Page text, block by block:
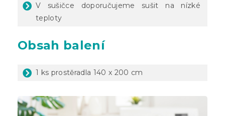
V sušičce doporučujeme sušit na nízké
teploty
Obsah balení
1 ks prostěradla 140 x 200 cm